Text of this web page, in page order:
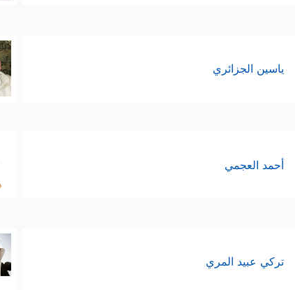
ياسين الجزائري
أحمد العجمي
تركي عبيد المري